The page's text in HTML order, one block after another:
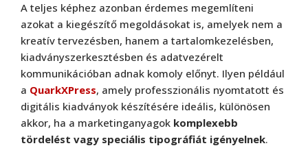
A teljes képhez azonban érdemes megemlíteni
azokat a kiegészítő megoldásokat is, amelyek nem a
kreatív tervezésben, hanem a tartalomkezelésben,
kiadványszerkesztésben és adatvezérelt
kommunikációban adnak komoly előnyt. Ilyen például
a QuarkXPress, amely professzionális nyomtatott és
digitális kiadványok készítésére ideális, különösen
akkor, ha a marketinganyagok komplexebb
tördelést vagy speciális tipográfiát igényelnek.